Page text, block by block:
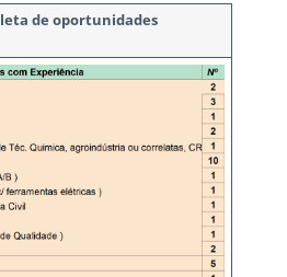
de oportunidades